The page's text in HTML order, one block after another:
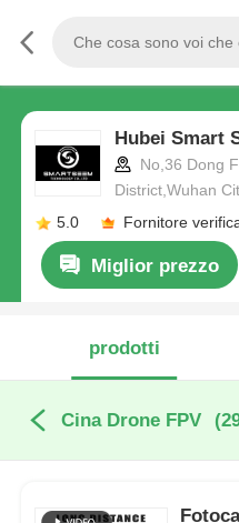
Hubei Smart
No,36 Dong
District,Wuhan
5.0
Fornitore
Miglior prezzo
prodotti
Cina Drone FPV